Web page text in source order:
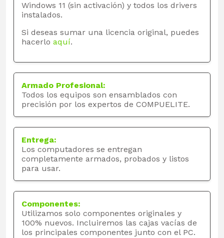
Windows 11 (sin activación) y todos los drivers
instalados.
Si deseas sumar una licencia original, puedes
hacerlo aquí.
Armado Profesional:
Todos los equipos son ensamblados con
precisión por los expertos de COMPUELITE.
Entrega:
Los computadores se entregan
completamente armados, probados y listos
para usar.
Componentes:
Utilizamos solo componentes originales y
100% nuevos. Incluiremos las cajas vacías de
los principales componentes junto con el PC.